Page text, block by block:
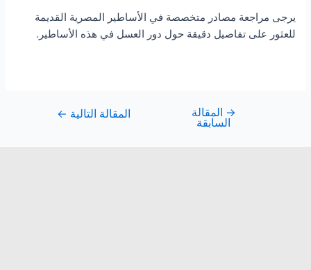
يرجى مراجعة مصادر متخصصة في الأساطير المصرية القديمة
للعثور على تفاصيل دقيقة حول دور العسل في هذه الأساطير.
→ المقالة
السابقة
المقالة التالية ←